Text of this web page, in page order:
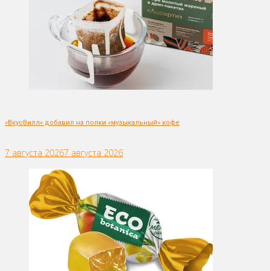
«ВкусВилл» добавил на полки «музыкальный» кофе
7 августа 20267 августа 2026